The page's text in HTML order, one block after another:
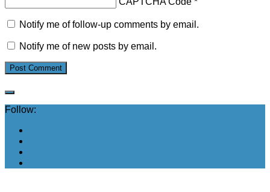
Notify me of follow-up comments by email.
Notify me of new posts by email.
Follow: